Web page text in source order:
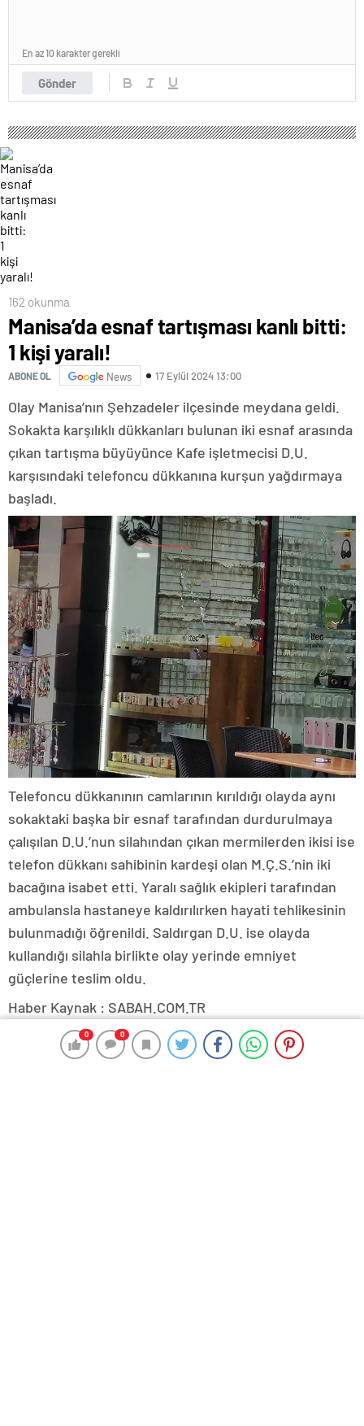
0 0
Gönder
En az 10 karakter gerekli
162 okunma
Manisa’da esnaf tartışması kanlı bitti:
1 kişi yaralı!
ABONE OL News 17 Eylül 2024 13:00
0 0
Olay Manisa’nın Şehzadeler ilçesinde meydana geldi.
Sokakta karşılıklı dükkanları bulunan iki esnaf arasında
çıkan tartışma büyüyünce Kafe işletmecisi D.U.
karşısındaki telefoncu dükkanına kurşun yağdırmaya
başladı.
Telefoncu dükkanının camlarının kırıldığı olayda aynı
sokaktaki başka bir esnaf tarafından durdurulmaya
çalışılan D.U.’nun silahından çıkan mermilerden ikisi ise
telefon dükkanı sahibinin kardeşi olan M.Ç.S.’nin iki
bacağına isabet etti. Yaralı sağlık ekipleri tarafından
ambulansla hastaneye kaldırılırken hayati tehlikesinin
bulunmadığı öğrenildi. Saldırgan D.U. ise olayda
kullandığı silahla birlikte olay yerinde emniyet
güçlerine teslim oldu.
Haber Kaynak : SABAH.COM.TR
“Yayınlanan tüm haber ve diğer içerikler ile ilgili olarak
yasal bildirimlerinizi bize iletişim sayfası üzerinden